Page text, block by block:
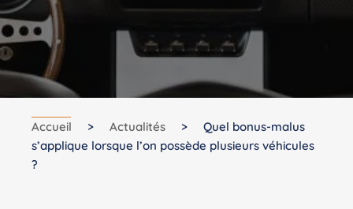
Accueil > Actualités > Quel bonus-malus
s’applique lorsque l’on possède plusieurs véhicules
?